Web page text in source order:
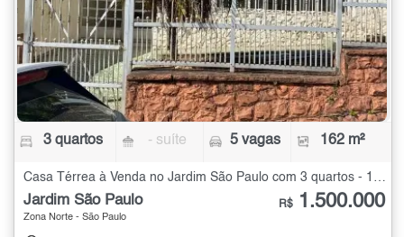
3 quartos - suíte 5 vagas 162 m²
Casa Térrea à Venda no Jardim São Paulo com 3 quartos - 162 m²
Jardim São Paulo
Zona Norte - São Paulo
R$ 1.500.000